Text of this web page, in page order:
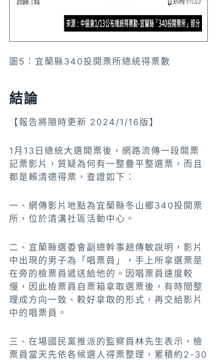
圖5：宜蘭縣340投開票所總統得票數
結論
【報告將隨時更新 2024/1/16版】
1月13日總統大選開票後，網路流傳一段開票
記票影片，質疑為何有一整疊平整選票，而且
都是賴清德得票，查證如下：
一、網傳影片地點為宜蘭縣冬山鄉340投開票
所，位於清溝社區活動中心。
二、宜蘭縣選委會副總幹事趙傳敏說明，影片
中出現的男子為「唱票員」，手上所拿選票是
在旁的檢票員遞送給他的。因唱票員速度較
慢，因此檢票員自票箱拿取選票後，有時間整
理成方向一致、較好拿取的形式，再交給影片
中的唱票員。
三、在場國民黨推派的監察員林先生表示，檢
票員當天先依各候選人得票整理， 累積約2-30